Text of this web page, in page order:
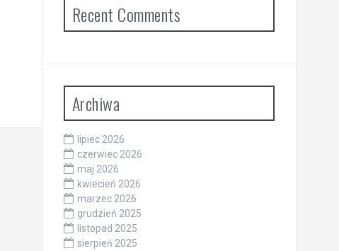
Recent Comments
Archiwa
lipiec 2026
czerwiec 2026
maj 2026
kwiecień 2026
marzec 2026
grudzień 2025
listopad 2025
sierpień 2025